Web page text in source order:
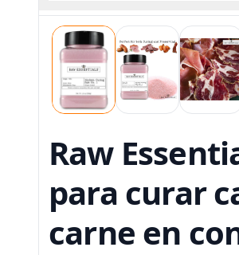
Raw
para curar
carne en